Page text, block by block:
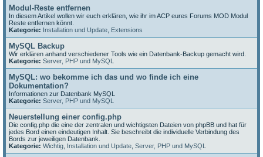
Modul-Reste entfernen
In diesem Artikel wollen wir euch erklären, wie ihr im ACP eures Forums MOD Modul
Reste entfernen könnt.
Kategorie: Installation und Update Extensions
MySQL Backup
Wir erklären anhand verschiedener Tools wie ein Datenbank-Backup gemacht wird.
Kategorie: Server, PHP und MySQL
MySQL: wo bekomme ich das und wo finde ich eine
Dokumentation?
Informationen zur Datenbank MySQL
Kategorie: Server, PHP und MySQL
Neuerstellung einer config.php
Die config.php die eine der zentralen und wichtigsten Dateien von phpBB und hat für
jedes Bord einen eindeutigen Inhalt. Sie beschreibt die individuelle Verbindung des
Bords zur jeweiligen Datenbank.
Kategorie: Wichtig Installation und Update Server, PHP und MySQL